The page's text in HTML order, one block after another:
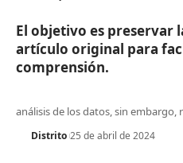
El objetivo es preservar
artículo original para
comprensión.
análisis de los datos, sin embargo,
Distrito 25 de abril de 2024